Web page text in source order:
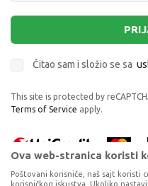
Čitao sam i složio se sa
This site is protected by
Terms of Service apply.
Ova web-stranica koristi
Poštovani korisniče, naš sajt koristi
korisničkog iskustva. Ukoliko